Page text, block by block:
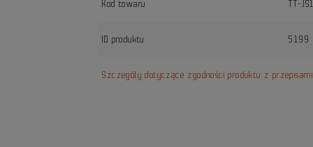
Kod towaru TT-
ID produktu 5199
Szczegóły dotyczące zgodności produktu z przepisami